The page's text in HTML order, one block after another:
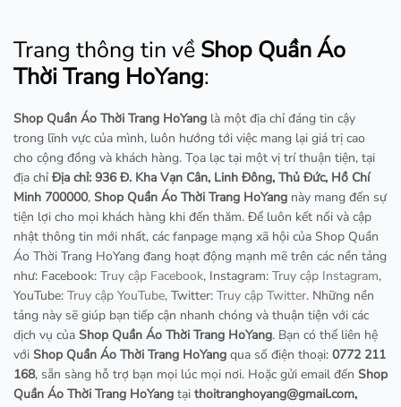
Trang thông tin về Shop Quần Áo
Thời Trang HoYang:
Shop Quần Áo Thời Trang HoYang là một địa chỉ đáng tin cậy
trong lĩnh vực của mình, luôn hướng tới việc mang lại giá trị cao
cho cộng đồng và khách hàng. Tọa lạc tại một vị trí thuận tiện, tại
địa chỉ Địa chỉ: 936 Đ. Kha Vạn Cân, Linh Đông, Thủ Đức, Hồ Chí
Minh 700000, Shop Quần Áo Thời Trang HoYang này mang đến sự
tiện lợi cho mọi khách hàng khi đến thăm. Để luôn kết nối và cập
nhật thông tin mới nhất, các fanpage mạng xã hội của Shop Quần
Áo Thời Trang HoYang đang hoạt động mạnh mẽ trên các nền tảng
như: Facebook: Truy cập Facebook, Instagram: Truy cập Instagram,
YouTube: Truy cập YouTube, Twitter: Truy cập Twitter. Những nền
tảng này sẽ giúp bạn tiếp cận nhanh chóng và thuận tiện với các
dịch vụ của Shop Quần Áo Thời Trang HoYang. Bạn có thể liên hệ
với Shop Quần Áo Thời Trang HoYang qua số điện thoại: 0772 211
168, sẵn sàng hỗ trợ bạn mọi lúc mọi nơi. Hoặc gửi email đến Shop
Quần Áo Thời Trang HoYang tại thoitranghoyang@gmail.com,